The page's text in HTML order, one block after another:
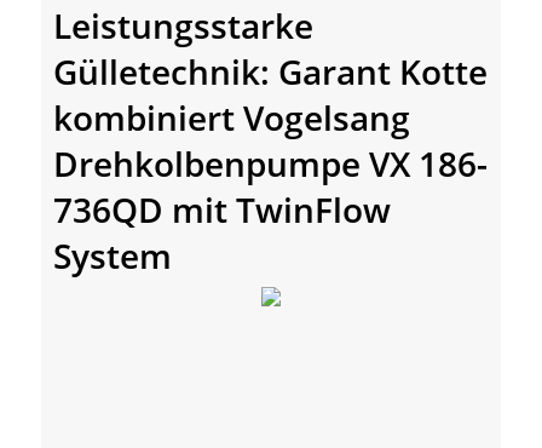
Leistungsstarke
Gülletechnik: Garant Kotte
kombiniert Vogelsang
Drehkolbenpumpe VX 186-
736QD mit TwinFlow
System